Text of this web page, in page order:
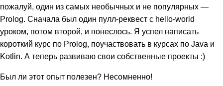
пожалуй, один из самых необычных и не популярных —
Prolog. Сначала был один пулл-реквест с hello-world
уроком, потом второй, и понеслось. Я успел написать
короткий курс по Prolog, поучаствовать в курсах по Java и
Kotlin. А теперь развиваю свои собственные проекты :)
Был ли этот опыт полезен? Несомненно!